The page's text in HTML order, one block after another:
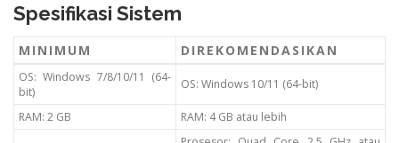
Spesifikasi Sistem
MINIMUM DIREKOMENDASIKAN
OS: Windows 7/8/10/11 (64-
bit)
OS: Windows 10/11 (64-bit)
RAM: 2 GB RAM: 4 GB atau lebih